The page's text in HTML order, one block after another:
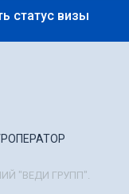
статус визы
"ВЕДИ ГРУПП".